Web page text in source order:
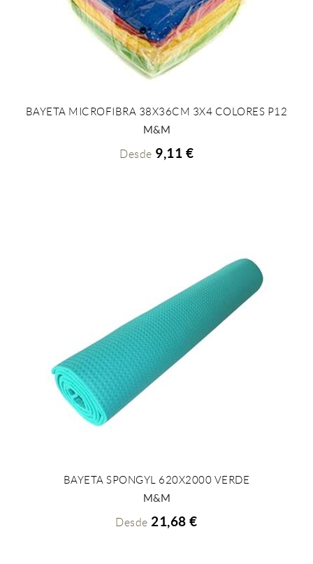
+ INFO
BAYETA MICROFIBRA 38X36CM 3X4 COLORES P12
M&M
Desde 9,11 €
+ INFO
BAYETA SPONGYL 620X2000 VERDE
M&M
Desde 21,68 €